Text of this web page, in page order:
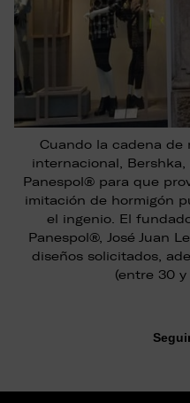
Cuando la cadena de
internacional,
Panespol® para que
imitación de hormigón
el ingenio. El
Panespol®, José Juan
diseños solicitados,
(entre 30